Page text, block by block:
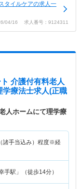
タイルケアの求人一
04/16 求人番号：9124311
介護付有料老人
学療法士求人(正職
人ホームにて理学療
諸手当込み）程度※経
手駅」（徒歩14分）